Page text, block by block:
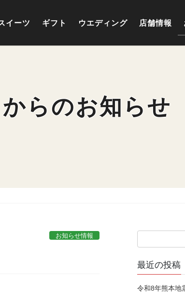
イーツ ギフト ウエディング 店舗情報
らのお知らせ
お知らせ情報
最近の投稿
令和8年熊本地